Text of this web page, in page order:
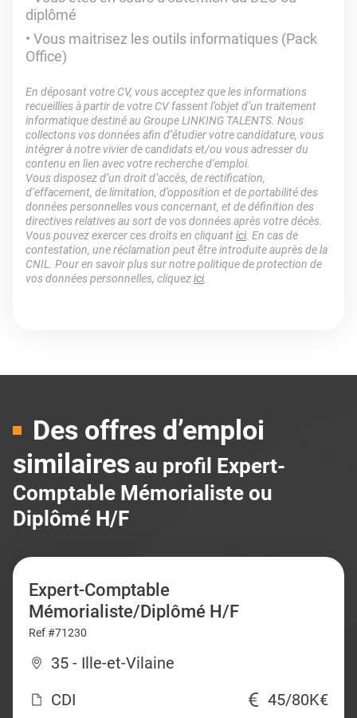
diplômé
Vous maitrisez les outils informatiques (Pack
Office)
En déposant votre CV, vous acceptez que les informations
recueillies à partir de votre CV fassent l’objet d’un traitement
informatique destiné au Groupe LINKING TALENTS. Nous
collectons vos données afin d’étudier votre candidature, vous
intégrer à notre vivier de candidats et/ou vous adresser du
contenu en lien avec votre recherche d’emploi.
Vous disposez d’un droit d’accès, de rectification,
d’effacement, de limitation, d’opposition et de portabilité des
données personnelles vous concernant, et de définition des
directives relatives au sort de vos données après votre décès.
Vous pouvez exercer ces droits en cliquantici. En cas de
contestation, une réclamation peut être introduite auprès de la
CNIL. Pour en savoir plus sur notre politique de protection de
vos données personnelles, cliquezici.
Des offres d’emploi
similaires au profil Expert-
Comptable Mémorialiste ou
Diplômé H/F
Expert-Comptable
Mémorialiste/Diplômé H/F
Ref #71230
35 - Ille-et-Vilaine
CDI
45/80K€